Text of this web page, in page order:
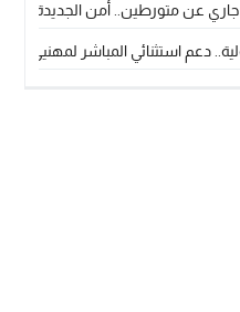
عن متورطين.. أمن الجديدة يفك
دعم استثنائي المباشر لمهنيي